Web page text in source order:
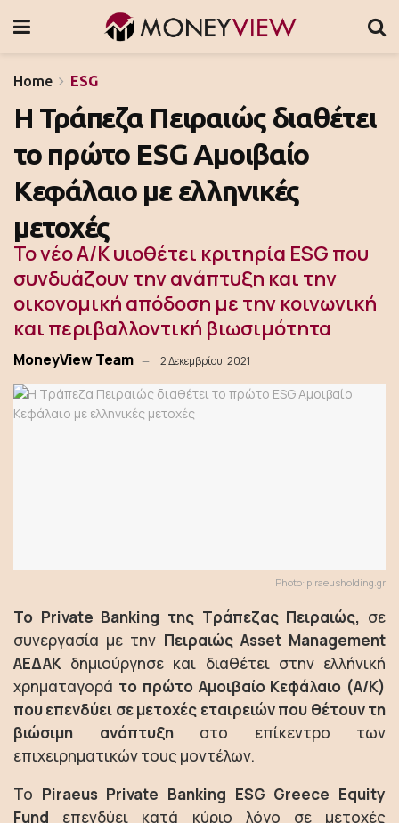
Home ESG
Η Τράπεζα Πειραιώς διαθέτει
το πρώτο ESG Αμοιβαίο
Κεφάλαιο με ελληνικές
μετοχές
Το νέο Α/Κ υιοθέτει κριτηρία ESG που
συνδυάζουν την ανάπτυξη και την
οικονομική απόδοση με την κοινωνική
και περιβαλλοντική βιωσιμότητα
MoneyView Team 2 Δεκεμβρίου, 2021
Photo: piraeusholding.gr
Το Private Banking της Τράπεζας Πειραιώς, σε
συνεργασία με την Πειραιώς Asset Management
ΑΕΔΑΚ δημιούργησε και διαθέτει στην ελλήνική
χρηματαγορά το πρώτο Αμοιβαίο Κεφάλαιο (Α/Κ)
που επενδύει σε μετοχές εταιρειών που θέτουν τη
βιώσιμη ανάπτυξηστο επίκεντρο των
επιχειρηματικών τους μοντέλων.
Το Piraeus Private Banking ESG Greece Equity
Fund επενδύει κατά κύριο λόγο σε μετοχές